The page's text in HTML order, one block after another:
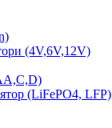
(4V,6V,12V)
(LiFePO4, LFP)